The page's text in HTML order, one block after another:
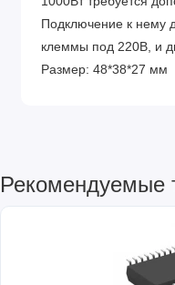
Подключение к нему
клеммы под 220В, и
Размер: 48*38*27 мм
Рекомендуемые